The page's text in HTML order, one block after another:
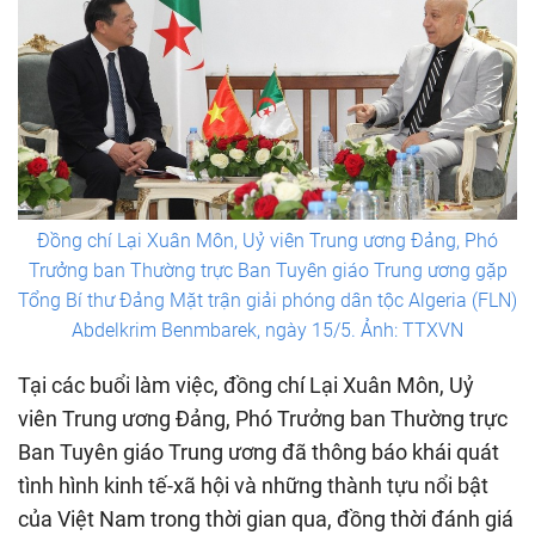
Đồng chí Lại Xuân Môn, Uỷ viên Trung ương Đảng, Phó
Trưởng ban Thường trực Ban Tuyên giáo Trung ương gặp
Tổng Bí thư Đảng Mặt trận giải phóng dân tộc Algeria (FLN)
Abdelkrim Benmbarek, ngày 15/5. Ảnh: TTXVN
Tại các buổi làm việc, đồng chí Lại Xuân Môn, Uỷ
viên Trung ương Đảng, Phó Trưởng ban Thường trực
Ban Tuyên giáo Trung ương đã thông báo khái quát
tình hình kinh tế-xã hội và những thành tựu nổi bật
của Việt Nam trong thời gian qua, đồng thời đánh giá